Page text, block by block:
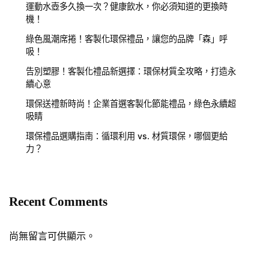
運動水壺多久換一次？健康飲水，你必須知道的更換時
機！
綠色風潮席捲！客製化環保禮品，讓您的品牌「森」呼
吸！
告別塑膠！客製化禮品新選擇：環保材質全攻略，打造永
續心意
環保送禮新時尚！企業首選客製化節能禮品，綠色永續超
吸睛
環保禮品選購指南：循環利用 vs. 材質環保，哪個更給
力？
Recent Comments
尚無留言可供顯示。